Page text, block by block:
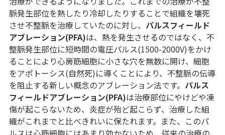
脈発生部位を熱したり冷却したりすることで組織を壊死
させ不整脈を治療していたのに対し、 パルスフィールド
アブレーション(PFA)は、熱を発生させるのではなく、不
整脈発生部位に短時間の電圧パルス(1500-2000V)をかけ
ることにより心房筋細胞に小さな穴を無数に開け、細胞
をアポトーシス(自然死)に導くことにより、不整脈の伝導
を阻止する新しい概念のアブレーション法です。 パルス
フィールドアブレーション(PFA)は治療部位にやけどや凍
傷が起こらないため、炎症が殆ど起こらず、治療した組
織がこれまでと比べきれいに保たれます。また、このパ